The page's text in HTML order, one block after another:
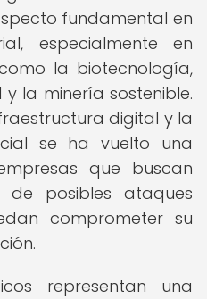
fundamental en
especialmente en
la biotecnología,
la minería sostenible.
digital y la
se ha vuelto una
que buscan
de posibles ataques
comprometer su
representan una